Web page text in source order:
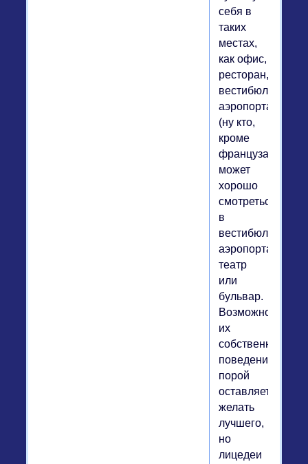
себя в
таких
местах,
как офис,
ресторан,
вестибюль
аэропорта
(ну кто,
кроме
француза,
может
хорошо
смотреться
в
вестибюле
театр
или
бульвар.
Возможно,
их
собственное
поведение
порой
оставляет
желать
лучшего,
но
лицедеи